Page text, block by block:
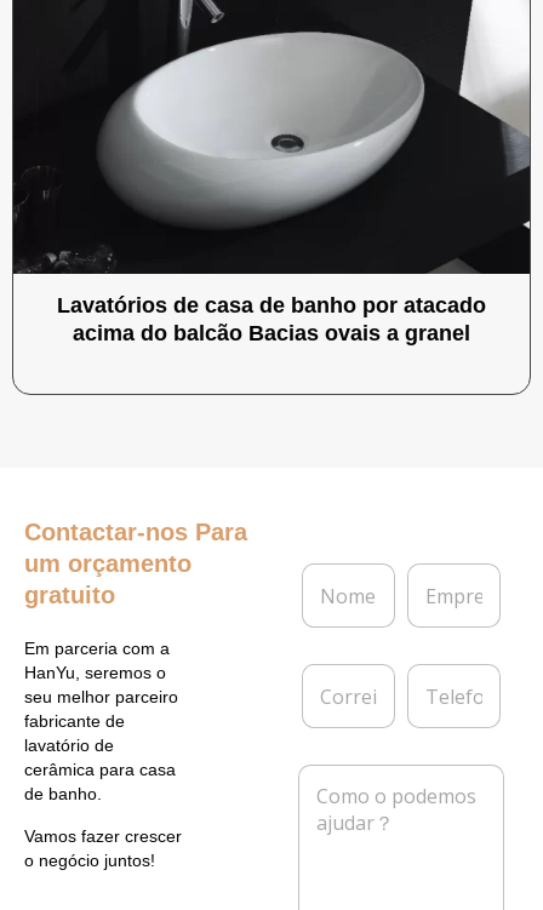
Lavatórios de casa de banho por atacado
acima do balcão Bacias ovais a granel
Contactar-nos Para
um orçamento
gratuito
Em parceria com a
HanYu, seremos o
seu melhor parceiro
fabricante de
lavatório de
cerâmica para casa
de banho.
Vamos fazer crescer
o negócio juntos!
N
m
*
E
p
e
C
r
e
T
l
f
o
n
M